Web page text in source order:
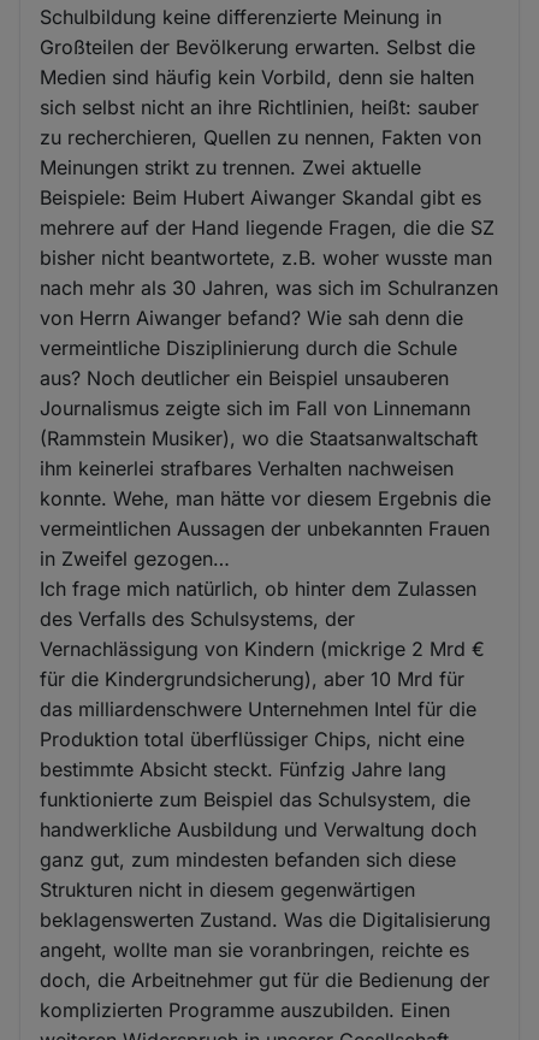
Schulbildung keine differenzierte Meinung in
Großteilen der Bevölkerung erwarten. Selbst die
Medien sind häufig kein Vorbild, denn sie halten
sich selbst nicht an ihre Richtlinien, heißt: sauber
zu recherchieren, Quellen zu nennen, Fakten von
Meinungen strikt zu trennen. Zwei aktuelle
Beispiele: Beim Hubert Aiwanger Skandal gibt es
mehrere auf der Hand liegende Fragen, die die SZ
bisher nicht beantwortete, z.B. woher wusste man
nach mehr als 30 Jahren, was sich im Schulranzen
von Herrn Aiwanger befand? Wie sah denn die
vermeintliche Disziplinierung durch die Schule
aus? Noch deutlicher ein Beispiel unsauberen
Journalismus zeigte sich im Fall von Linnemann
(Rammstein Musiker), wo die Staatsanwaltschaft
ihm keinerlei strafbares Verhalten nachweisen
konnte. Wehe, man hätte vor diesem Ergebnis die
vermeintlichen Aussagen der unbekannten Frauen
in Zweifel gezogen…
Ich frage mich natürlich, ob hinter dem Zulassen
des Verfalls des Schulsystems, der
Vernachlässigung von Kindern (mickrige 2 Mrd €
für die Kindergrundsicherung), aber 10 Mrd für
das milliardenschwere Unternehmen Intel für die
Produktion total überflüssiger Chips, nicht eine
bestimmte Absicht steckt. Fünfzig Jahre lang
funktionierte zum Beispiel das Schulsystem, die
handwerkliche Ausbildung und Verwaltung doch
ganz gut, zum mindesten befanden sich diese
Strukturen nicht in diesem gegenwärtigen
beklagenswerten Zustand. Was die Digitalisierung
angeht, wollte man sie voranbringen, reichte es
doch, die Arbeitnehmer gut für die Bedienung der
komplizierten Programme auszubilden. Einen